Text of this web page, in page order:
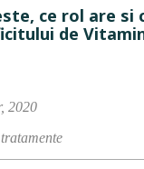
ce rol are si
de
2020